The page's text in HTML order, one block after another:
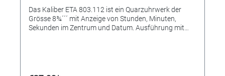
Das Kaliber ETA 803.112 ist ein Quarzuhrwerk der
Grösse 8¾´´´ mit Anzeige von Stunden, Minuten,
Sekunden im Zentrum und Datum. Ausführung mit